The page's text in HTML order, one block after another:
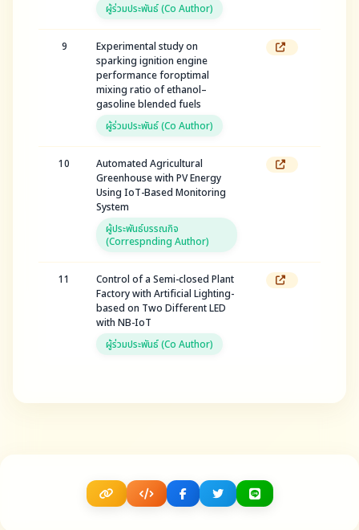
ผู้ร่วมประพันธ์ (Co Author)
9
Experimental study on
sparking ignition engine
performance foroptimal
mixing ratio of ethanol–
gasoline blended fuels
ผู้ร่วมประพันธ์ (Co Author)
10
Automated Agricultural
Greenhouse with PV Energy
Using IoT-Based Monitoring
System
ผู้ประพันธ์บรรณกิจ
(Correspnding Author)
11
Control of a Semi-closed Plant
Factory with Artificial Lighting-
based on Two Different LED
with NB-IoT
ผู้ร่วมประพันธ์ (Co Author)